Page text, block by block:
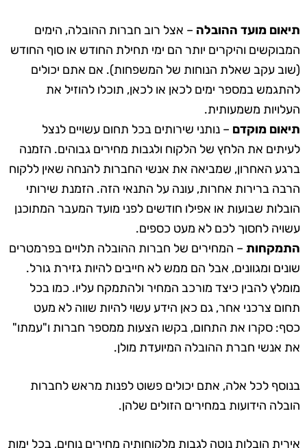
תיאום מועד ההובלה – אצל רוב חברות ההובלה, הימים
המבוקשים והיקרים יותר הם ימי תחילת החודש או סוף החודש
(שוב עקב שאלת הנוחות של המשפחות). אם אתם יכולים
להתגמש במספר ימים לכאן או לכאן, תוכלו להוזיל את
העלויות משמעותית.
תיאום מוקדם – נותני שירותים בכל תחום עשויים לנצל
לעיתים את הלחץ של הלקוח ולגבות מחירים גבוהים. הזמנה
ברגע האחרון, שמביאה את אנשי החברות להנחה שאין ללקוח
הרבה ברירות אחרות, עונה על התנאי הזה. הזמנת שירותי
הובלות שבועות או אפילו חודשים לפני מועד המעבר המתוכנן
עשויה לחסוך לכם לא מעט כספים.
התמקחות – המחירים של חברות ההובלה תלויים בפרמטרים
שונים ומגוונים, אבל הם ממש לא חייבים להיות גזירת גורל.
מומלץ להבין כיצד מורכב המחיר ולהתמקח עליו. כמו בכל
תחום צרכני אחר, גם כאן הידע עשוי להיות שווה לא מעט
כסף: סקרו את התחום, בקשו הצעות ממספר חברות ו"עמתו"
את אנשי חברת ההובלה המיועדת מולן.
בנוסף לכל אלה, אתם יכולים פשוט לפנות מראש לחברות
הובלה הידועות במחירים הזולים שלהן.
אירית הובלות נוטה לגבות מלקוחותיה מחירים נוחים, בכל ימות